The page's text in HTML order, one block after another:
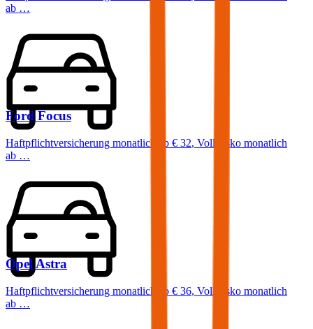
ab …
Ford Focus
Haftpflichtversicherung monatlich ab € 32, Vollkasko monatlich
ab …
Opel Astra
Haftpflichtversicherung monatlich ab € 36, Vollkasko monatlich
ab …